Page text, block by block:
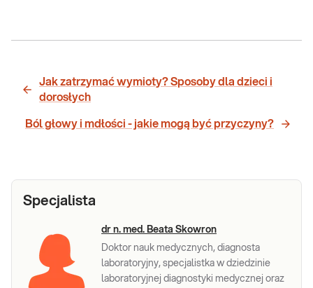
Jak zatrzymać wymioty? Sposoby dla dzieci i
dorosłych
Ból głowy i mdłości - jakie mogą być przyczyny?
Specjalista
dr n. med. Beata Skowron
Doktor nauk medycznych, diagnosta
laboratoryjny, specjalistka w dziedzinie
laboratoryjnej diagnostyki medycznej oraz